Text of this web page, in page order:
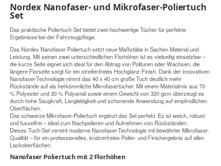
Nordex Nanofaser- und Mikrofaser-Poliertuch
Set
Das praktische Poliertuch-Set bietet zwei hochwertige Tücher für perfekte
Ergebnisse bei der Fahrzeugpflege.
Das Nordex Nanofaser Poliertuch setzt neue Maßstäbe in Sachen Material und
Leistung. Mit seinen zwei unterschiedlichen Florhöhen ist es vielseitig einsetzbar –
die kurze Seite eignet sich ideal für den Abtrag von Polituren oder Wachsen, die
längere Florseite sorgt für ein streifenfreies Hochglanz-Finish. Dank der innovativen
Nanofaser-Technologie nimmt das 40 x 40 cm große Tuch deutlich mehr
Rückstände auf als herkömmliche Mikrofasertücher. Mit einem Materialmix aus 70
% Polyester und 30 % Polyamid sowie einem Gewicht von 320 gsm überzeugt es
durch hohe Saugkraft, Langlebigkeit und schonende Anwendung auf empfindlichen
Oberflächen.
Das schwarze Mikrofaser-Poliertuch ergänzt das Set perfekt. Es ist weich, robust
und fusselfrei – ideal zum Nachpolieren und Aufnehmen von Rückständen.
Dieses Tuch-Set vereint moderne Nanofaser-Technologie mit bewährter Mikrofaser-
Qualität – für ein professionelles, kratzerfreies Polier- und Finishergebnis auf allen
Lackoberflächen.
Nanofaser Poliertuch mit 2 Florhöhen